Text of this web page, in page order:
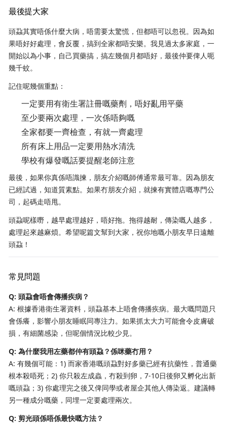
最後提大家
頭蝨其實唔係什麼大病，唔需要太驚慌，但都唔可以忽視。因為如
果唔好好處理，會反覆，搞到全家都唔安樂。我見過太多家庭，一
開始以為小事，自己買藥搞，搞左幾個月都唔好，最後仲要俾人呃
幾千蚊。
記住呢幾個重點：
一定要用有衛生署註冊嘅藥劑，唔好亂用平藥
至少要兩次處理，一次係唔夠嘅
全家都要一齊檢查，有就一齊處理
所有床上用品一定要用熱水清洗
學校有爆發嘅話要提醒老師注意
最後，如果你真係唔識揀，朋友介紹嘅師傅通常最可靠。因為朋友
已經試過，知道質素點。如果冇朋友介紹，就揀有實體店嘅專門公
司，起碼走唔甩。
頭蝨呢樣嘢，越早處理越好，唔好拖。拖得越耐，傳染嘅人越多，
處理起來越麻煩。希望呢篇文幫到大家，祝你地嘅小朋友早日遠離
頭蝨！
常見問題
Q: 頭蝨會唔會傳播疾病？
A: 根據香港衛生署資料，頭蝨基本上唔會傳播疾病。最大嘅問題只
會係癢，影響小朋友睡眠同專注力。如果抓太大力可能會令皮膚破
損，有細菌感染，但呢個情況比較少見。
Q: 為什麼我用左藥都仲有頭蝨？係咪藥冇用？
A: 有幾個可能：1) 而家香港嘅頭蝨對好多藥已經有抗藥性，普通藥
根本殺唔死；2) 你只殺左成蟲，冇殺到卵，7-10日後卵又孵化出新
嘅頭蝨；3) 你處理完之後又俾同學或者屋企其他人傳染返。建議轉
另一種成分嘅藥，同埋一定要處理兩次。
Q: 剪光頭係唔係最快嘅方法？